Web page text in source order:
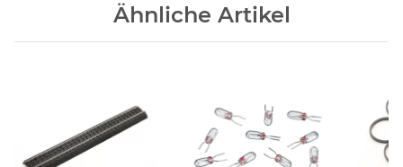
Ähnliche Artikel